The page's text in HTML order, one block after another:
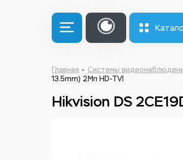
Главная Системы
13.5mm) 2Мп HD-TVI
Hikvision DS